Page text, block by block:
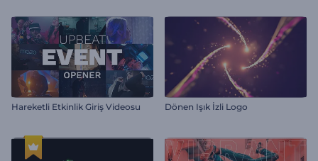
Hareketli Etkinlik Giriş Videosu Dönen Işık İzli Logo